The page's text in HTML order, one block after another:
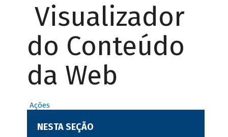
Visualizador
do Conteúdo
da Web
Ações
NESTA SEÇÃO